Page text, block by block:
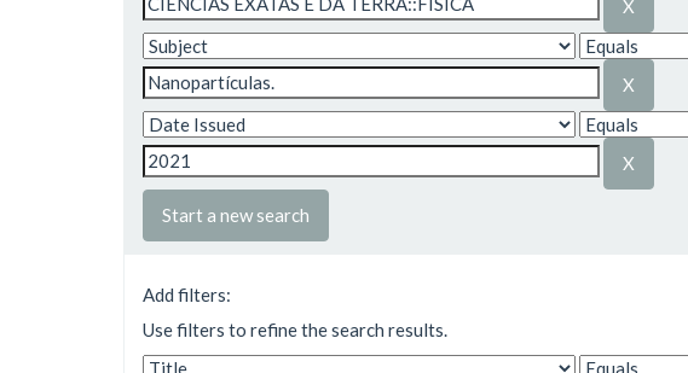
Start a new search
Add filters:
Use filters to refine the search results.